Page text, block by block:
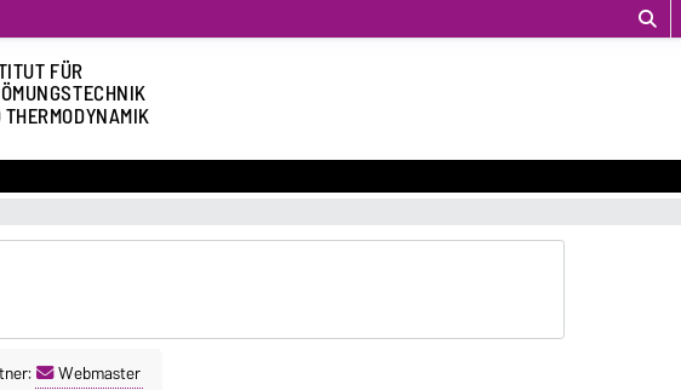
FÜR
Webmaster